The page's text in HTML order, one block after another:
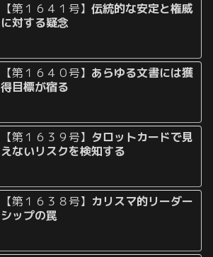
【第１６４１号】伝統的な安定と権威
に対する疑念
【第１６４０号】 あらゆる文書には獲
得目標が宿る
【第１６３９号】 タロットカードで見
えないリスクを検知する
【第１６３８号】 カリスマ的リーダー
シップの罠